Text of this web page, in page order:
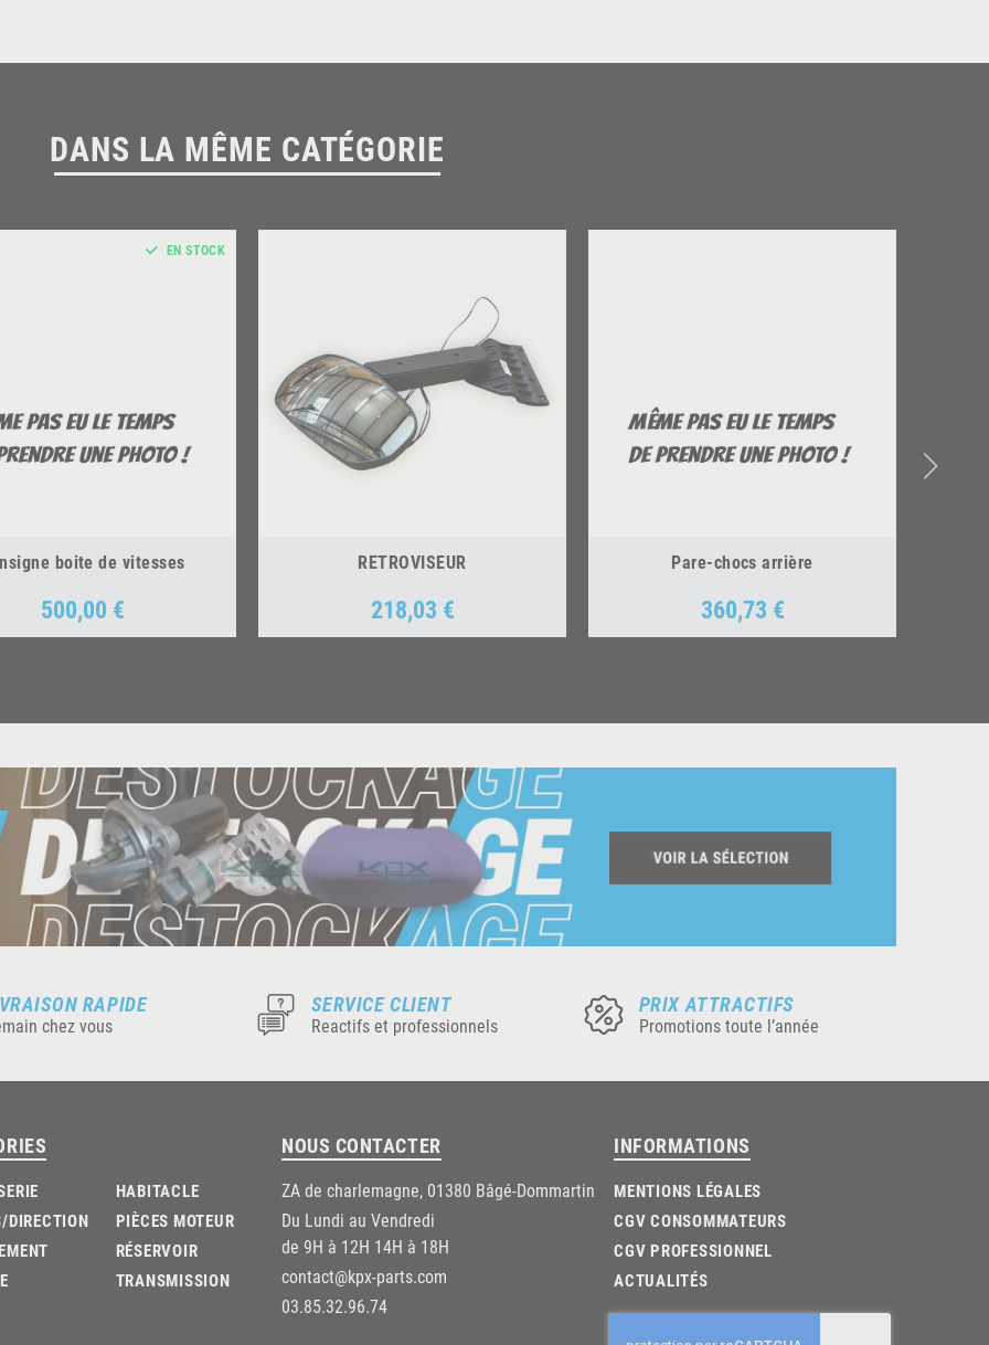
DANS LA MÊME CATÉGORIE
boite de vitesses
Prix
500,00 €
EN STOCK
RETROVISEUR
Prix
218,03 €
Pare-chocs arrière
Prix
360,73 €
RAPIDE
chez vous
SERVICE CLIENT
Reactifs et professionnels
PRIX ATTRACTIFS
Promotions toute l’année
DIRECTION
HABITACLE
PIÈCES MOTEUR
RÉSERVOIR
TRANSMISSION
NOUS CONTACTER
ZA de charlemagne, 01380 Bâgé-Dommartin
Du Lundi au Vendredi
de 9H à 12H 14H à 18H
contact@kpx-parts.com
03.85.32.96.74
INFORMATIONS
MENTIONS LÉGALES
CGV CONSOMMATEURS
CGV PROFESSIONNEL
ACTUALITÉS